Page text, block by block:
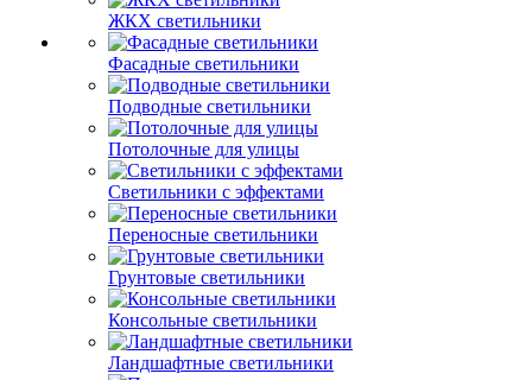
ЖКХ светильники
Фасадные светильники
Подводные светильники
Потолочные для улицы
Светильники с эффектами
Переносные светильники
Грунтовые светильники
Консольные светильники
Ландшафтные светильники